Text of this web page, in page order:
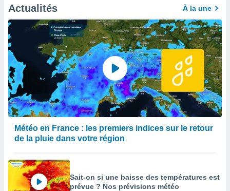
Actualités À la une
Météo en France : les premiers indices sur le retour
de la pluie dans votre région
Sait-on si une baisse des températures est
prévue ? Nos prévisions météo